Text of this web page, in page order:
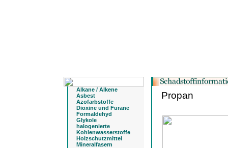
Alkane / Alkene
Asbest
Azofarbstoffe
Dioxine und Furane
Formaldehyd
Glykole
halogenierte
Kohlenwasserstoffe
Holzschutzmittel
Mineralfasern
Propan